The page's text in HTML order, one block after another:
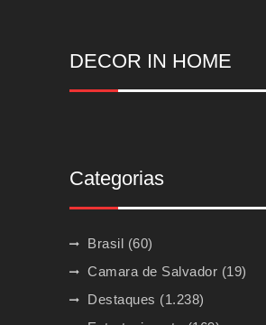
DECOR IN HOME
Categorias
Brasil (60)
Camara de Salvador (19)
Destaques (1.238)